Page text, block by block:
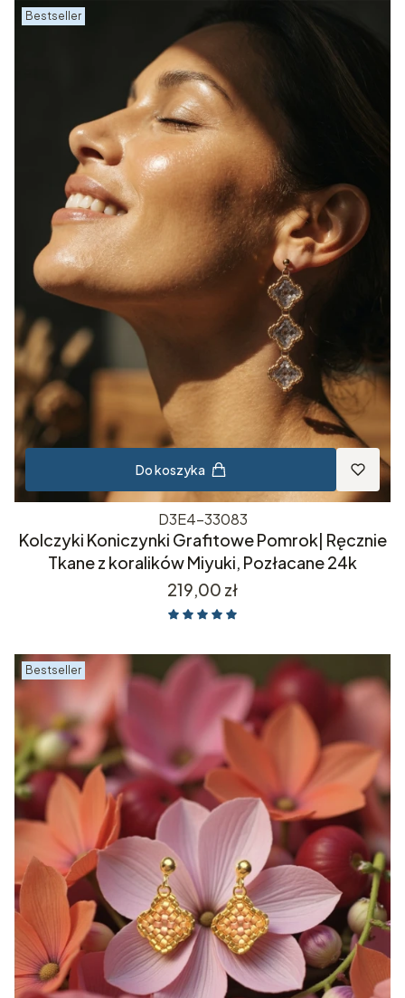
Bestseller
Do koszyka
D3E4-33083
Kolczyki Koniczynki Grafitowe Pomrok| Ręcznie
Tkane z koralików Miyuki, Pozłacane 24k
Cena
219,00 zł
Bestseller